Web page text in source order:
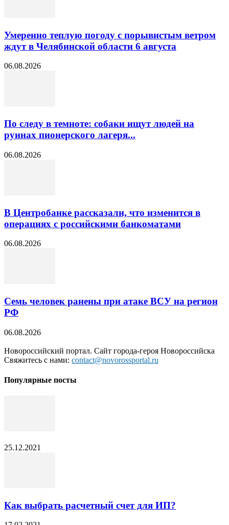
Умеренно теплую погоду с порывистым ветром
ждут в Челябинской области 6 августа
06.08.2026
По следу в темноте: собаки ищут людей на
руинах пионерского лагеря...
06.08.2026
В Центробанке рассказали, что изменится в
операциях с российскими банкоматами
06.08.2026
Семь человек ранены при атаке ВСУ на регион
РФ
06.08.2026
Новороссийский портал. Сайт города-героя Новороссийска
Свяжитесь с нами: contact@novorossportal.ru
Популярные посты
25.12.2021
Как выбрать расчетный счет для ИП?